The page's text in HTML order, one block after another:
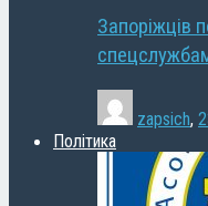
Запоріжців
zapsich,
Політика